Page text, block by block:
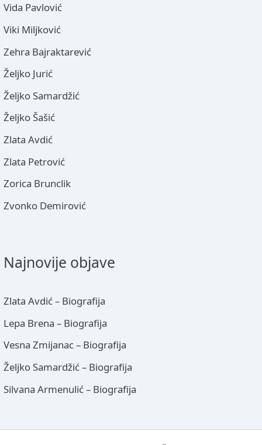
Vida Pavlović
Viki Miljković
Zehra Bajraktarević
Željko Jurić
Željko Samardžić
Željko Šašić
Zlata Avdić
Zlata Petrović
Zorica Brunclik
Zvonko Demirović
Najnovije objave
Zlata Avdić – Biografija
Lepa Brena – Biografija
Vesna Zmijanac – Biografija
Željko Samardžić – Biografija
Silvana Armenulić – Biografija